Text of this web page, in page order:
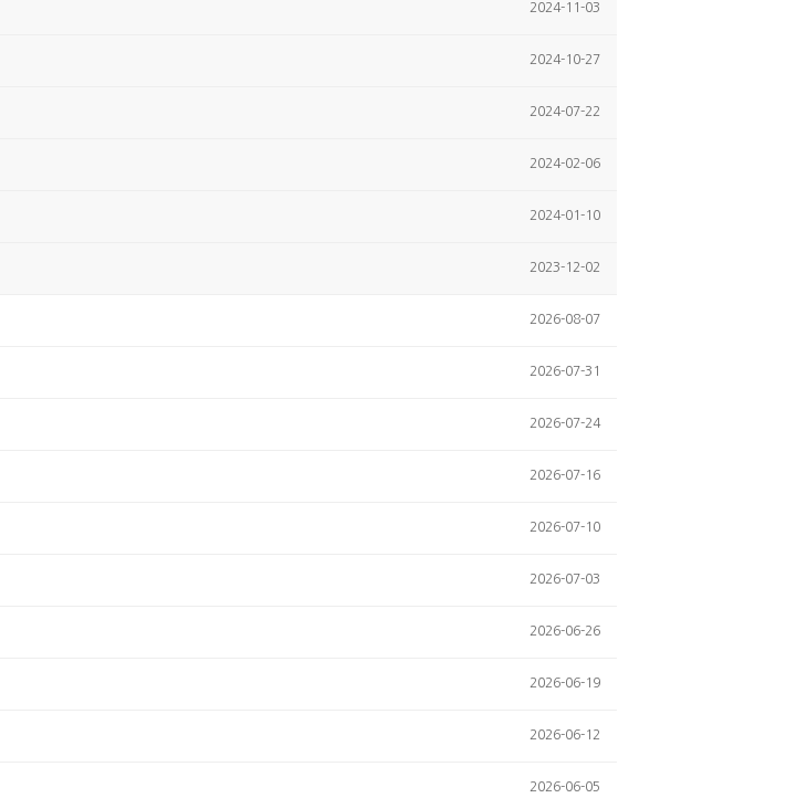
2024-11-03
2024-10-27
2024-07-22
2024-02-06
2024-01-10
2023-12-02
2026-08-07
2026-07-31
2026-07-24
2026-07-16
2026-07-10
2026-07-03
2026-06-26
2026-06-19
2026-06-12
2026-06-05